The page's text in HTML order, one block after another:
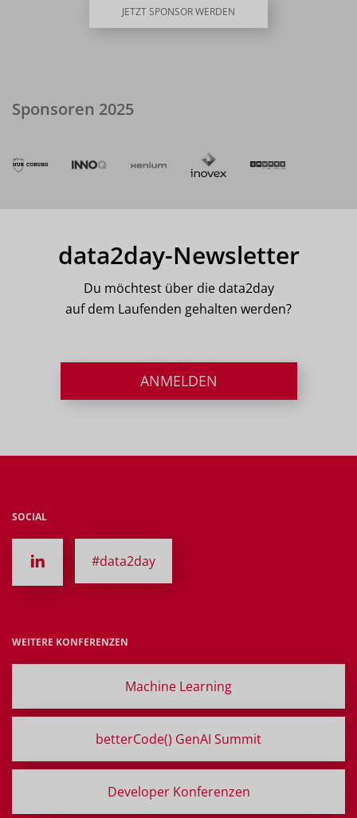
JETZT SPONSOR WERDEN
Sponsoren 2025
data2day-Newsletter
Du möchtest über die data2day
auf dem Laufenden gehalten werden?
ANMELDEN
SOCIAL
#data2day
WEITERE KONFERENZEN
Machine Learning
betterCode() GenAI Summit
Developer Konferenzen